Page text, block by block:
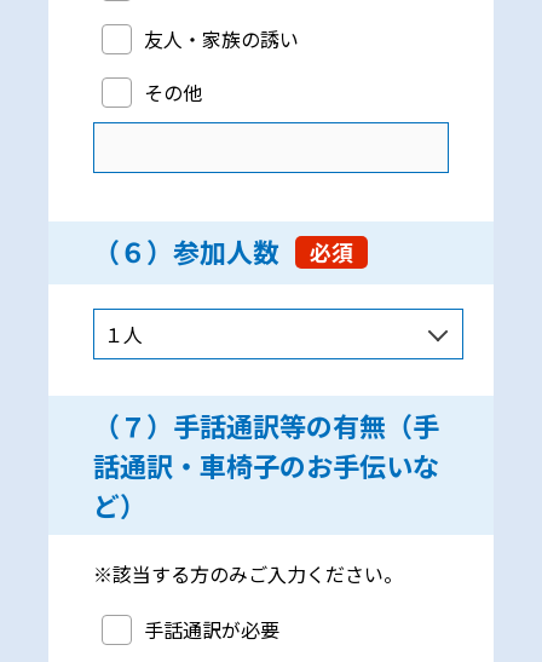
友人・家族の誘い
その他
（６）参加人数 必須
（７）手話通訳等の有無（手
話通訳・車椅子のお手伝いな
ど）
※該当する方のみご入力ください。
（７）手話通訳等の有無（手話通訳・車椅子のお
手話通訳が必要